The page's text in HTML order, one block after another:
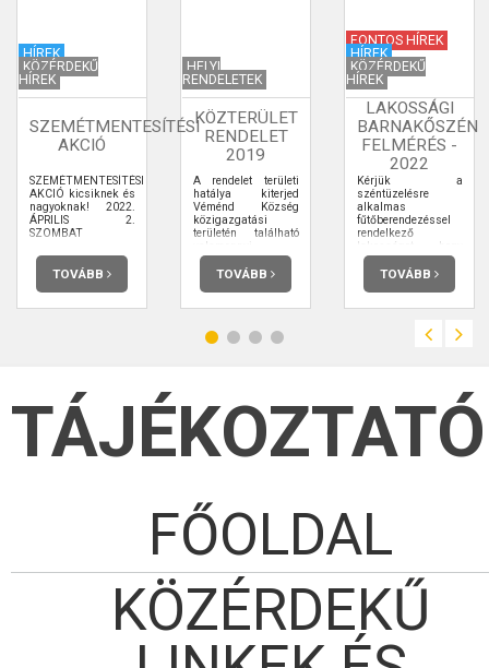
HÍREK
KÖZÉRDEKŰ
HÍREK
SZEMÉTMENTESÍTÉSI
AKCIÓ
SZEMÉTMENTESÍTÉSI
AKCIÓ kicsiknek és
nagyoknak! 2022.
ÁPRILIS 2.
SZOMBAT
TOVÁBB
HELYI
RENDELETEK
KÖZTERÜLET
RENDELET
2019
A rendelet területi
hatálya kiterjed
Véménd Község
közigazgatási
területén található
valamennyi
közterületre,
valamint a
magántulajdonú
erről szóló külön
között- a
együtt: közterület).
TOVÁBB
FONTOS HÍREK
HÍREK
KÖZÉRDEKŰ
HÍREK
LAKOSSÁGI
BARNAKŐSZÉN
FELMÉRÉS -
2022
Kérjük a
széntüzelésre
alkalmas
fűtőberendezéssel
rendelkező
lakosságot, hogy
amennyiben
barnakőszén
vásárlását tervezi,
szeptember 27-ig
TOVÁBB
FŐOLDAL
KÖZÉRDEKŰ